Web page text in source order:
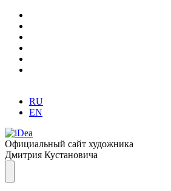
RU
EN
Официальный сайт художника
Дмитрия Кустановича